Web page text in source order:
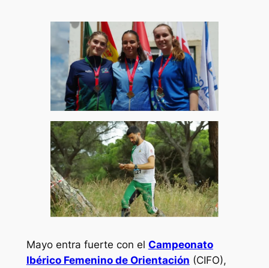
Mayo entra fuerte con el Campeonato
Ibérico Femenino de Orientación (CIFO),